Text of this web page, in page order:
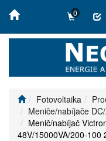
0
Fotovoltaika
Meniče/nabíjače
Menič/nabíjač
48V/15000VA/200-100